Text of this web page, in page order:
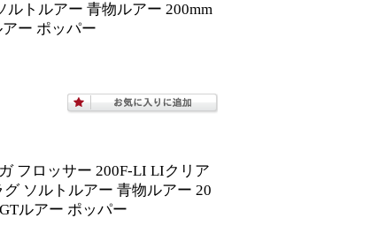
ルトルアー 青物ルアー 200mm
ー ポッパー
フロッサー 200F-LI LIクリア
ソルトルアー 青物ルアー 20
ルアー ポッパー